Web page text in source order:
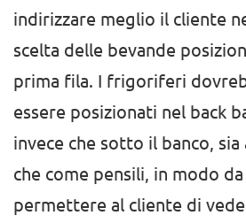
indirizzare meglio il cliente
scelta delle bevande
prima fila. I frigoriferi
essere posizionati nel back
invece che sotto il banco, sia
che come pensili, in modo da
permettere al cliente di